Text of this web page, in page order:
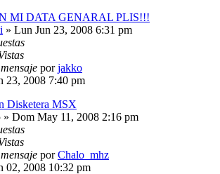
MI DATA GENARAL PLIS!!!
» Lun Jun 23, 2008 6:31 pm
porjakko
23, 2008 7:40 pm
Disketera MSX
» Dom May 11, 2008 2:16 pm
porChalo_mhz
02, 2008 10:32 pm